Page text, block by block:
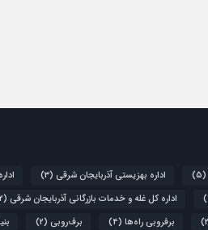
(5) اداره بهزیستی آذربایجان شرقی (3)
اداره کل غله و خدمات بازرگانی آذربایجان شرقی (2)
برفروبی راه‌ها (4) برف‌روبی (2)